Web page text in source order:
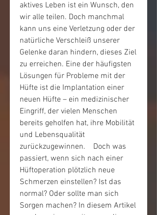
aktives Leben ist ein Wunsch, den
wir alle teilen. Doch manchmal
kann uns eine Verletzung oder der
natürliche Verschleiß unserer
Gelenke daran hindern, dieses Ziel
zu erreichen. Eine der häufigsten
Lösungen für Probleme mit der
Hüfte ist die Implantation einer
neuen Hüfte – ein medizinischer
Eingriff, der vielen Menschen
bereits geholfen hat, ihre Mobilität
und Lebensqualität
zurückzugewinnen.    Doch was
passiert, wenn sich nach einer
Hüftoperation plötzlich neue
Schmerzen einstellen? Ist das
normal? Oder sollte man sich
Sorgen machen? In diesem Artikel